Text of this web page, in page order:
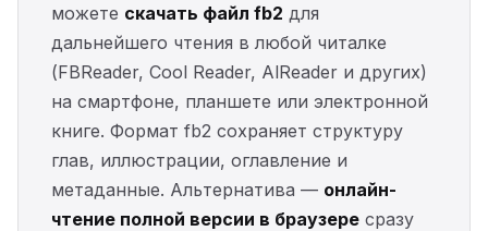
можете скачать файл fb2 для
дальнейшего чтения в любой читалке
(FBReader, Cool Reader, AlReader и других)
на смартфоне, планшете или электронной
книге. Формат fb2 сохраняет структуру
глав, иллюстрации, оглавление и
метаданные. Альтернатива — онлайн-
чтение полной версии в браузере сразу